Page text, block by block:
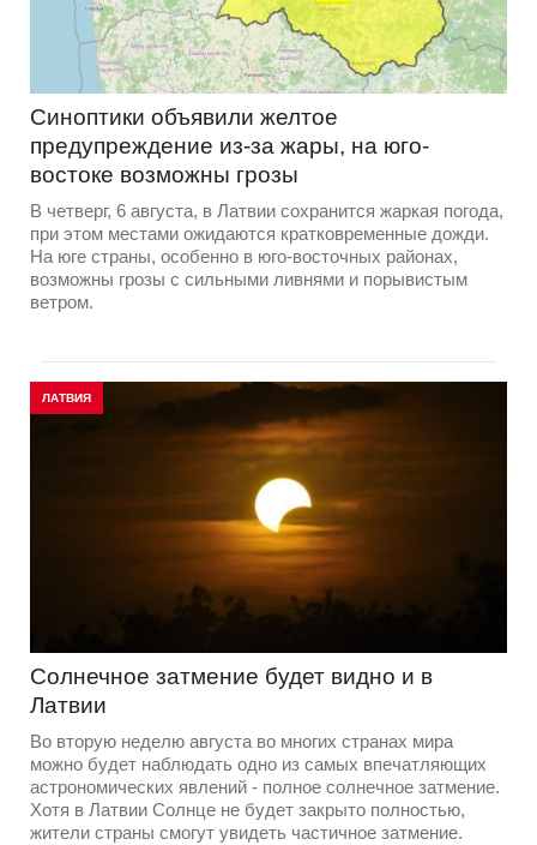
Синоптики объявили желтое
предупреждение из-за жары, на юго-
востоке возможны грозы
В четверг, 6 августа, в Латвии сохранится жаркая погода,
при этом местами ожидаются кратковременные дожди.
На юге страны, особенно в юго-восточных районах,
возможны грозы с сильными ливнями и порывистым
ветром.
ЛАТВИЯ
Солнечное затмение будет видно и в
Латвии
Во вторую неделю августа во многих странах мира
можно будет наблюдать одно из самых впечатляющих
астрономических явлений - полное солнечное затмение.
Хотя в Латвии Солнце не будет закрыто полностью,
жители страны смогут увидеть частичное затмение.